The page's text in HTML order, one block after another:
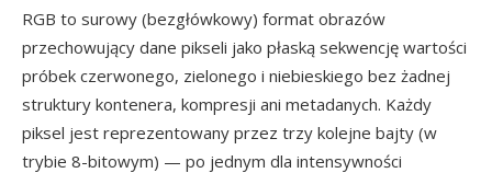
RGB to surowy (bezgłówkowy) format obrazów
przechowujący dane pikseli jako płaską sekwencję wartości
próbek czerwonego, zielonego i niebieskiego bez żadnej
struktury kontenera, kompresji ani metadanych. Każdy
piksel jest reprezentowany przez trzy kolejne bajty (w
trybie 8-bitowym) — po jednym dla intensywności